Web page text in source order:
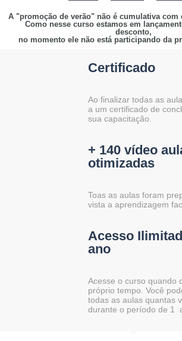
A "promoção de verão" não é cumulativa com
Como nesse curso estamos em
desconto,
no momento ele não está participando da
Certificado
Ao finalizar todas as
a um certificado de
sua capacitação.
+ 140 vídeo
otimizadas
Toas as aulas foram
vista a aprendizagem
Acesso
ano​​​
Acesse o curso quando
próprio tempo. Você
todas as aulas quantas
durante o período de 1